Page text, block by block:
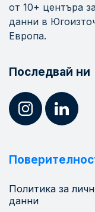
от 10+ центъра
данни в
Европа.
Последвай ни
Политика за
данни